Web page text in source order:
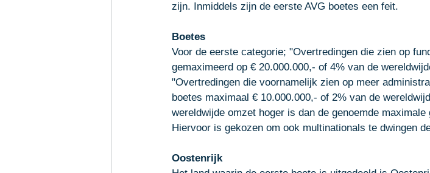
zijn. Inmiddels zijn de eerste AVG boetes een feit.
Boetes
Voor de eerste categorie; "Overtredingen die zien op
gemaximeerd op € 20.000.000,- of 4% van de
"Overtredingen die voornamelijk zien op meer
boetes maximaal € 10.000.000,- of 2% van de
wereldwijde omzet hoger is dan de genoemde
Hiervoor is gekozen om ook multinationals te dwingen
Oostenrijk